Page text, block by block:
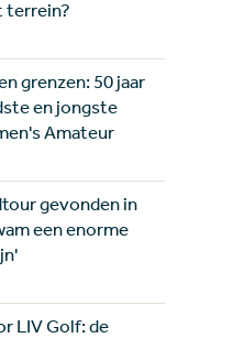
terrein?
grenzen: 50 jaar
en jongste
Amateur
gevonden in
een enorme
LIV Golf: de